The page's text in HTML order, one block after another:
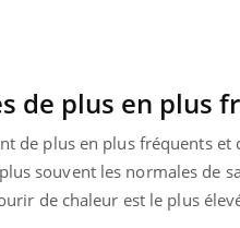
de plus en plus
de plus en plus fréquents
souvent les normales de
de chaleur est le plus